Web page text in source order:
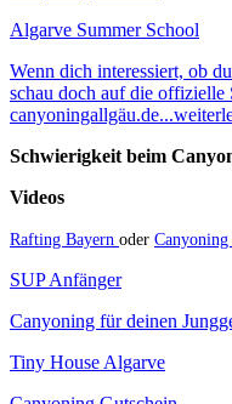
Algarve Summer School
Wenn dich interessiert, ob
schau doch auf die
Schwierigkeit beim
Videos
Rafting Bayern oder
SUP Anfänger
Canyoning für deinen
Tiny House Algarve